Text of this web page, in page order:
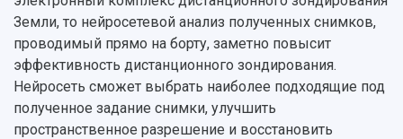
Земли, то нейросетевой анализ полученных снимков,
проводимый прямо на борту, заметно повысит
эффективность дистанционного зондирования.
Нейросеть сможет выбрать наиболее подходящие под
полученное задание снимки, улучшить
пространственное разрешение и восстановить